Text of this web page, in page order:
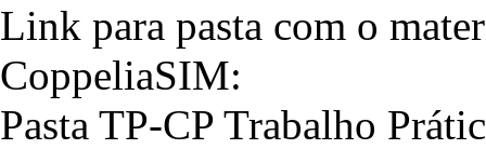
Link para pasta com o
CoppeliaSIM:
Pasta TP-CP Trabalho